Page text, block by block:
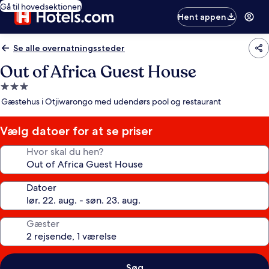
Gå til hovedsektionen
Hent appen
Se alle overnatningssteder
Out of Africa Guest House
3.0-
stjernet
Gæstehus i Otjiwarongo med udendørs pool og restaurant
Vælg datoer for at se priser
Hvor skal du hen?
Datoer
Gæster